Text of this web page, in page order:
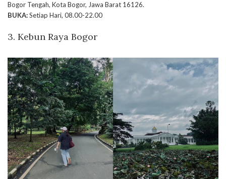
Bogor Tengah, Kota Bogor, Jawa Barat 16126.
BUKA:Setiap Hari, 08.00-22.00
3. Kebun Raya Bogor